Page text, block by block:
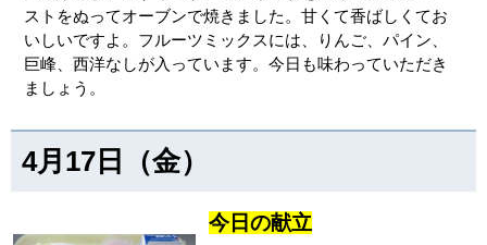
ストをぬってオーブンで焼きました。甘くて香ばしくてお
いしいですよ。フルーツミックスには、りんご、パイン、
巨峰、西洋なしが入っています。今日も味わっていただき
ましょう。
4月17日（金）
今日の献立